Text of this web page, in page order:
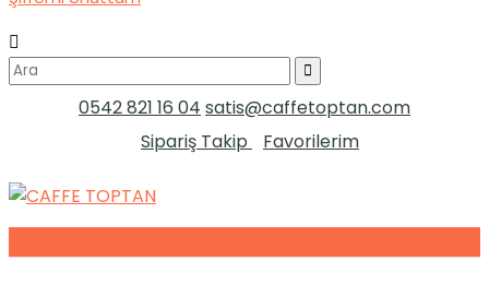
0542 821 16 04 satis@caffetoptan.com
Sipariş Takip
Favorilerim